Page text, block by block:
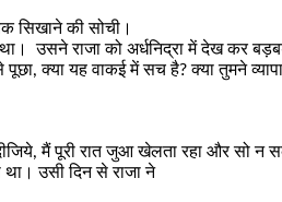
सिखाने की सोची।
उसने राजा को अर्धनिद्रा में देख कर
पूछा,क्या यह वाकई में सच है?क्या तुमने
,मैं पूरी रात जुआ खेलता रहा और सो न
था। उसी दिन से राजा ने